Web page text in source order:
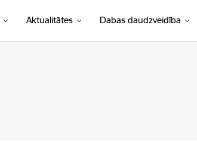
Aktualitātes Dabas daudzveidība